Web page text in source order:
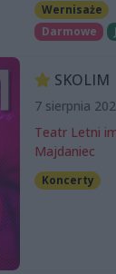
Wernisaże
Darmowe
SKOLIM
7 sierpnia
Teatr Letni
Majdaniec
Koncerty